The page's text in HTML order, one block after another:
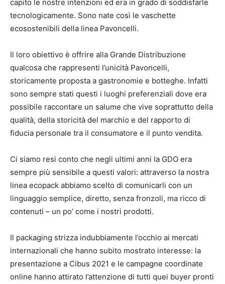
capito le nostre intenzioni ed era in grado di soddisfarle
tecnologicamente. Sono nate così le vaschette
ecosostenibili della linea Pavoncelli.
Il loro obiettivo è offrire alla Grande Distribuzione
qualcosa che rappresenti l’unicità Pavoncelli,
storicamente proposta a gastronomie e botteghe. Infatti
sono sempre stati questi i luoghi preferenziali dove era
possibile raccontare un salume che vive soprattutto della
qualità, della storicità del marchio e del rapporto di
fiducia personale tra il consumatore e il punto vendita.
Ci siamo resi conto che negli ultimi anni la GDO era
sempre più sensibile a questi valori: attraverso la nostra
linea ecopack abbiamo scelto di comunicarli con un
linguaggio semplice, diretto, senza fronzoli, ma ricco di
contenuti – un po’ come i nostri prodotti.
Il packaging strizza indubbiamente l’occhio ai mercati
internazionali che hanno subito mostrato interesse: la
presentazione a Cibus 2021 e le campagne coordinate
online hanno attirato l’attenzione di tutti quei buyer pronti